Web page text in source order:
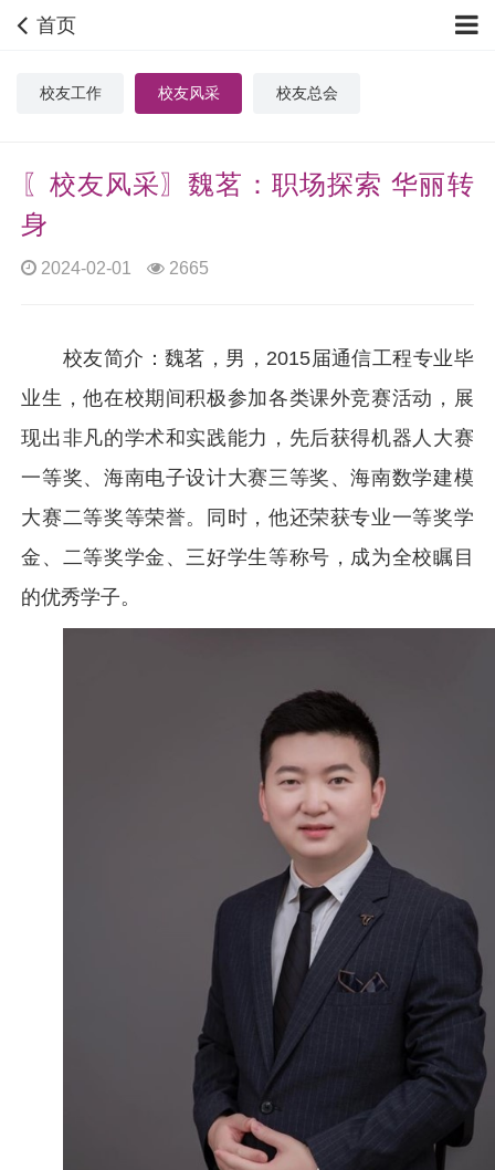
首页
校友工作 校友风采 校友总会
〖校友风采〗魏茗：职场探索 华丽转
身
2024-02-01 2665
校友简介：魏茗，男， 2015届通信工程专业毕
业生，他在校期间积极参加各类课外竞赛活动，展
现出非凡的学术和实践能力，先后获得机器人大赛
一等奖、海南电子设计大赛三等奖、海南数学建模
大赛二等奖等荣誉。同时，他还荣获专业一等奖学
金、二等奖学金、三好学生等称号，成为全校瞩目
的优秀学子。